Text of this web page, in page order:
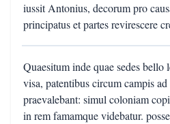
iussit Antonius, decorum pro
principatus et partes revirescere
Quaesitum inde quae sedes bello
visa, patentibus circum campis
praevalebant: simul coloniam
in rem famamque videbatur.